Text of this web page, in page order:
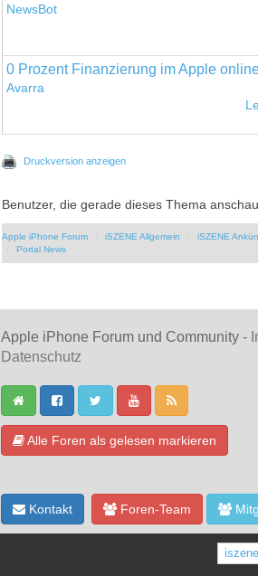
NewsBot
0 Prozent Finanzierung im Apple
Avarra
Druckversion anzeigen
Benutzer, die gerade dieses Thema
Apple iPhone Forum iSZENE Allgemein
iSZENE
Portal News
Apple iPhone Forum und Community -
Datenschutz
Alle Foren als gelesen markieren
Kontakt Foren-Team